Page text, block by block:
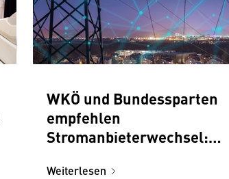
WKÖ und Bundessparten
empfehlen
Stromanbieterwechsel:
Weiterlesen